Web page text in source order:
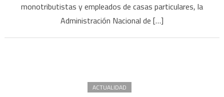
paso
monotributistas y empleados de casas particulares, la
Administración Nacional de […]
ACTUALIDAD